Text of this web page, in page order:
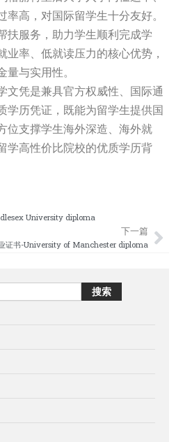
高，对国际留学生十分友好。
扶服务，助力学生顺利完成学
业率、低就读压力的核心优势，
与实用性。
文凭是兼具官方权威性、国际通
学历凭证，既能为留学生提供国
位支撑学生海外深造、海外就
学高性价比院校的优质学历背
University diploma
下一篇
证书-University of Manchester diploma
搜索